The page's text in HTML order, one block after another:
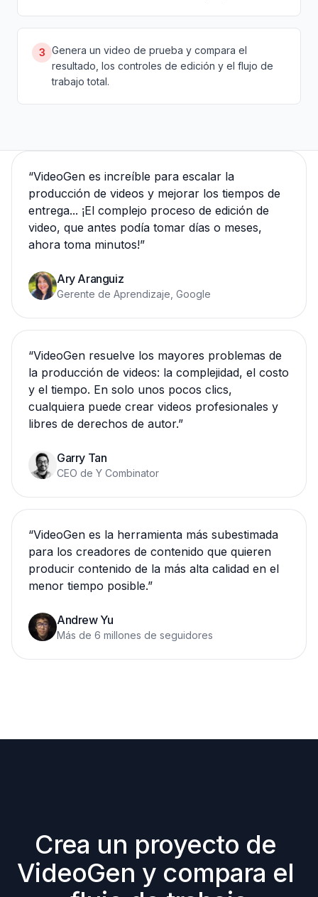
3 Genera un video de prueba y compara el
resultado, los controles de edición y el flujo de
trabajo total.
“VideoGen es increíble para escalar la
producción de videos y mejorar los tiempos de
entrega... ¡El complejo proceso de edición de
video, que antes podía tomar días o meses,
ahora toma minutos!”
Ary Aranguiz
Gerente de Aprendizaje, Google
“VideoGen resuelve los mayores problemas de
la producción de videos: la complejidad, el costo
y el tiempo. En solo unos pocos clics,
cualquiera puede crear videos profesionales y
libres de derechos de autor.”
Garry Tan
CEO de Y Combinator
“VideoGen es la herramienta más subestimada
para los creadores de contenido que quieren
producir contenido de la más alta calidad en el
menor tiempo posible.”
Andrew Yu
Más de 6 millones de seguidores
Crea un proyecto de
VideoGen y compara el